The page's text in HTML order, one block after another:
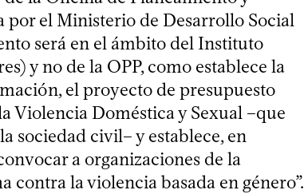
por el Ministerio de Desarrollo Social
será en el ámbito del Instituto
y no de la OPP, como establece la
el proyecto de presupuesto
Violencia Doméstica y Sexual –que
sociedad civil– y establece, en
a organizaciones de la
contra la violencia basada en género”.